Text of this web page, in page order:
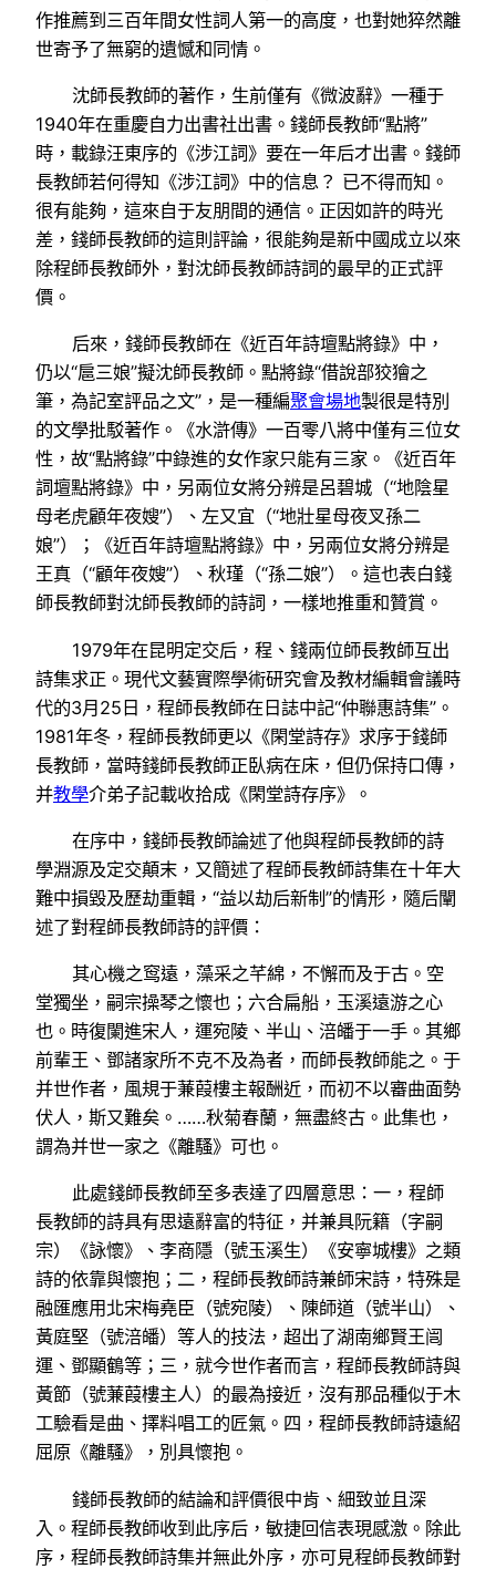
作推薦到三百年間女性詞人第一的高度，也對她猝然離
世寄予了無窮的遺憾和同情。
沈師長教師的著作，生前僅有《微波辭》一種于
1940年在重慶自力出書社出書。錢師長教師“點將”
時，載錄汪東序的《涉江詞》要在一年后才出書。錢師
長教師若何得知《涉江詞》中的信息？ 已不得而知。
很有能夠，這來自于友朋間的通信。正因如許的時光
差，錢師長教師的這則評論，很能夠是新中國成立以來
除程師長教師外，對沈師長教師詩詞的最早的正式評
價。
后來，錢師長教師在《近百年詩壇點將錄》中，
仍以“扈三娘”擬沈師長教師。點將錄“借說部狡獪之
筆，為記室評品之文”，是一種編聚會場地製很是特別
的文學批駁著作。《水滸傳》一百零八將中僅有三位女
性，故“點將錄”中錄進的女作家只能有三家。《近百年
詞壇點將錄》中，另兩位女將分辨是呂碧城（“地陰星
母老虎顧年夜嫂”）、左又宜（“地壯星母夜叉孫二
娘”）；《近百年詩壇點將錄》中，另兩位女將分辨是
王真（“顧年夜嫂”）、秋瑾（“孫二娘”）。這也表白錢
師長教師對沈師長教師的詩詞，一樣地推重和贊賞。
1979年在昆明定交后，程、錢兩位師長教師互出
詩集求正。現代文藝實際學術研究會及教材編輯會議時
代的3月25日，程師長教師在日誌中記“仲聯惠詩集”。
1981年冬，程師長教師更以《閑堂詩存》求序于錢師
長教師，當時錢師長教師正臥病在床，但仍保持口傳，
并教學介弟子記載收拾成《閑堂詩存序》。
在序中，錢師長教師論述了他與程師長教師的詩
學淵源及定交顛末，又簡述了程師長教師詩集在十年大
難中損毀及歷劫重輯，“益以劫后新制”的情形，隨后闡
述了對程師長教師詩的評價：
其心機之窎遠，藻采之芊綿，不懈而及于古。空
堂獨坐，嗣宗操琴之懷也；六合扁船，玉溪遠游之心
也。時復闌進宋人，運宛陵、半山、涪皤于一手。其鄉
前輩王、鄧諸家所不克不及為者，而師長教師能之。于
并世作者，風規于蒹葭樓主報酬近，而初不以審曲面勢
伏人，斯又難矣。……秋菊春蘭，無盡終古。此集也，
謂為并世一家之《離騷》可也。
此處錢師長教師至多表達了四層意思：一，程師
長教師的詩具有思遠辭富的特征，并兼具阮籍（字嗣
宗）《詠懷》、李商隱（號玉溪生）《安寧城樓》之類
詩的依靠與懷抱；二，程師長教師詩兼師宋詩，特殊是
融匯應用北宋梅堯臣（號宛陵）、陳師道（號半山）、
黃庭堅（號涪皤）等人的技法，超出了湖南鄉賢王闿
運、鄧顯鶴等；三，就今世作者而言，程師長教師詩與
黃節（號蒹葭樓主人）的最為接近，沒有那品種似于木
工驗看是曲、擇料唱工的匠氣。四，程師長教師詩遠紹
屈原《離騷》，別具懷抱。
錢師長教師的結論和評價很中肯、細致並且深
入。程師長教師收到此序后，敏捷回信表現感激。除此
序，程師長教師詩集并無此外序，亦可見程師長教師對